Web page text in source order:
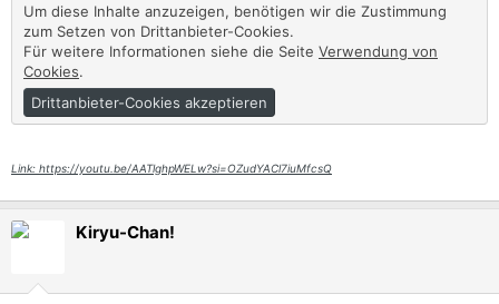
Um diese Inhalte anzuzeigen, benötigen wir die Zustimmung
zum Setzen von Drittanbieter-Cookies.
Für weitere Informationen siehe die Seite Verwendung von
Cookies.
Drittanbieter-Cookies akzeptieren
Link: https://youtu.be/AATlghpWELw?si=OZudYACl7iuMfcsQ
Kiryu-Chan!